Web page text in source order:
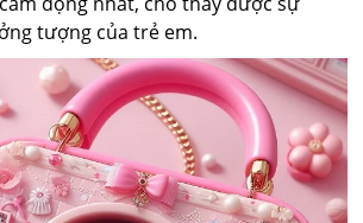
tượng của trẻ em.